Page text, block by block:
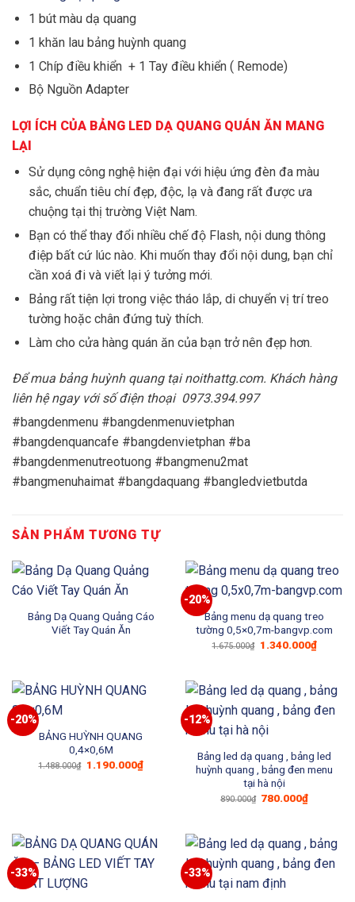
1 bút màu dạ quang
1 khăn lau bảng huỳnh quang
1 Chíp điều khiển + 1 Tay điều khiển ( Remode)
Bộ Nguồn Adapter
LỢI ÍCH CỦA BẢNG LED DẠ QUANG QUÁN ĂN MANG
LẠI
Sử dụng công nghệ hiện đại với hiệu ứng đèn đa màu
sắc, chuẩn tiêu chí đẹp, độc, lạ và đang rất được ưa
chuộng tại thị trường Việt Nam.
Bạn có thể thay đổi nhiều chế độ Flash, nội dung thông
điệp bất cứ lúc nào. Khi muốn thay đổi nội dung, bạn chỉ
cần xoá đi và viết lại ý tưởng mới.
Bảng rất tiện lợi trong việc tháo lắp, di chuyển vị trí treo
tường hoặc chân đứng tuỳ thích.
Làm cho cửa hàng quán ăn của bạn trở nên đẹp hơn.
Để mua bảng huỳnh quang tại noithattg.com. Khách hàng
liên hệ ngay với số điện thoại 0973.394.997
#bangdenmenu #bangdenmenuvietphan
#bangdenquancafe #bangdenvietphan #ba
#bangdenmenutreotuong #bangmenu2mat
#bangmenuhaimat #bangdaquang #bangledvietbutda
SẢN PHẨM TƯƠNG TỰ
Bảng Dạ Quang Quảng Cáo
Viết Tay Quán Ăn
-20%
Bảng menu dạ quang treo
tường 0,5×0,7m-bangvp.com
1.675.000₫ Giá
1.340.000₫Giá
hiện
-20%
BẢNG HUỲNH QUANG
0,4×0,6M
1.488.000₫ Giá
1.190.000₫Giá
hiện
-12%
Bảng led dạ quang , bảng led
huỳnh quang , bảng đen menu
tại hà nội
890.000₫ Giá
780.000₫Giá
-33% -33%